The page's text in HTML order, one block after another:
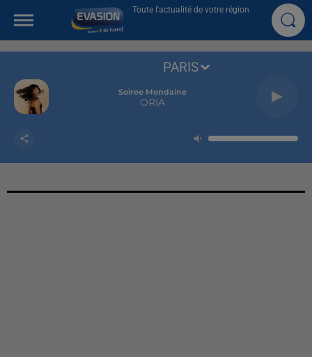
Toute l'actualité de votre région
Soiree Mondaine
ORIA
PARIS